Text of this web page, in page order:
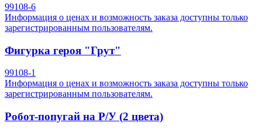
99108-6
Информация о ценах и возможность заказа доступны только
зарегистрированным пользователям.
Фигурка героя "Грут"
99108-1
Информация о ценах и возможность заказа доступны только
зарегистрированным пользователям.
Робот-попугай на Р/У (2 цвета)